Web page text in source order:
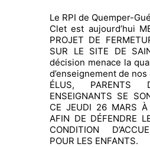
Le RPI de Quemper-
Clet est aujourd’hui
PROJET DE
SUR LE SITE DE
décision menace la
d’enseignement de nos
ÉLUS, PARENTS
ENSEIGNANTS SE
CE JEUDI 26 MARS À
AFIN DE DÉFENDRE
CONDITION
POUR LES ENFANTS.